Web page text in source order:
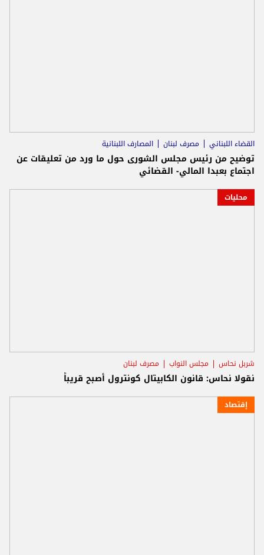
القضاء اللبناني مصرف لبنان المصارف اللبنانية
توضيح من رئيس مجلس الشورى حول ما ورد من تعليقات عن
اجتماع بعبدا المالي- القضائي
محليات
شربل نحاس مجلس النواب مصرف لبنان
نقولا نحاس: قانون الكابيتال كونترول أصبح قريباً
إقتصاد